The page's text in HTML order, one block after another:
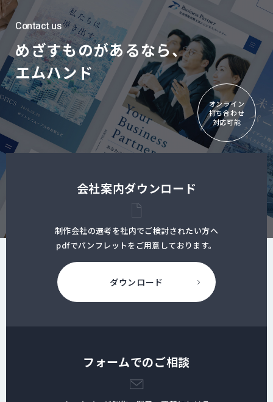
Contact us
めざすものがあるなら、
エムハンド
オンライン
打ち合わせ
対応可能
会社案内ダウンロード
制作会社の選考を社内でご検討されたい方へ
pdfでパンフレットをご用意しております。
ダウンロード
フォームでのご相談